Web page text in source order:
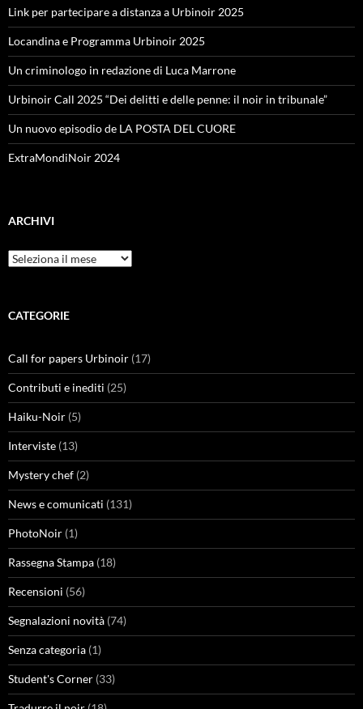
Link per partecipare a distanza a Urbinoir 2025
Locandina e Programma Urbinoir 2025
Un criminologo in redazione di Luca Marrone
Urbinoir Call 2025 “Dei delitti e delle penne: il noir in tribunale”
Un nuovo episodio de LA POSTA DEL CUORE
ExtraMondiNoir 2024
ARCHIVI
Archivi
CATEGORIE
Call for papers Urbinoir (17)
Contributi e inediti (25)
Haiku-Noir (5)
Interviste (13)
Mystery chef (2)
News e comunicati (131)
PhotoNoir (1)
Rassegna Stampa (18)
Recensioni (56)
Segnalazioni novità (74)
Senza categoria (1)
Student's Corner (33)